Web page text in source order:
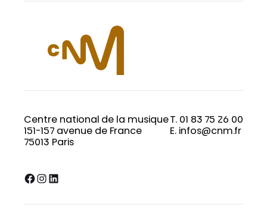
Centre national de la musique
151-157 avenue de France
75013 Paris
T. 01 83 75 26 00
E. infos@cnm.fr
Facebook InstagramLinkedIn